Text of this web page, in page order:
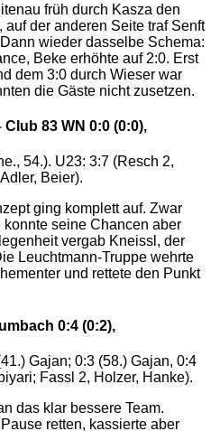
früh durch Kasza den
der anderen Seite traf Senft
wieder dasselbe Schema:
Beke erhöhte auf 2:0. Erst
dem 3:0 durch Wieser war
die Gäste nicht zusetzen.
83 WN 0:0 (0:0),
54.). U23: 3:7 (Resch 2,
Beier).
ging komplett auf. Zwar
seine Chancen aber
vergab Kneissl, der
Leuchtmann-Truppe wehrte
und rettete den Punkt
0:4 (0:2),
Gajan; 0:3 (58.) Gajan, 0:4
Fassl 2, Holzer, Hanke).
das klar bessere Team.
retten, kassierte aber